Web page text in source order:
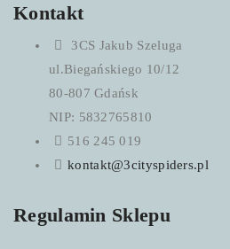
Kontakt
3CS Jakub Szeluga
ul.Biegańskiego 10/12
80-807 Gdańsk
NIP: 5832765810
516 245 019
kontakt@3cityspiders.pl
Regulamin Sklepu